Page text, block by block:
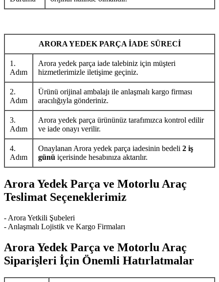
ARORA YEDEK PARÇA İADE SÜRECİ
1.
Adım
Arora yedek parça iade talebiniz için müşteri
hizmetlerimizle iletişime geçiniz.
2.
Adım
Ürünü orijinal ambalajı ile anlaşmalı kargo firması
aracılığıyla gönderiniz.
3.
Adım
Arora yedek parça ürününüz tarafımızca kontrol edilir
ve iade onayı verilir.
4.
Adım
Onaylanan Arora yedek parça iadesinin bedeli 2 iş
günü içerisinde hesabınıza aktarılır.
Arora Yedek Parça ve Motorlu Araç
Teslimat Seçeneklerimiz
- Arora Yetkili Şubeleri
- Anlaşmalı Lojistik ve Kargo Firmaları
Arora Yedek Parça ve Motorlu Araç
Siparişleri İçin Önemli Hatırlatmalar